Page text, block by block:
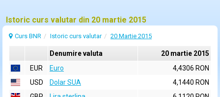
Istoric curs valutar din 20 martie 2015
Curs BNR Istoric curs valutar 20 Martie 2015
Denumire valuta
20 martie 2015
EUR
Euro
4,4306 RON
USD
Dolar SUA
4,1440 RON